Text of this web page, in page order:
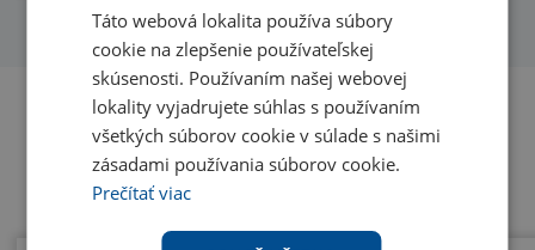
Benefity
Táto webová lokalita používa súbory
cookie na zlepšenie používateľskej
skúsenosti. Používaním našej webovej
lokality vyjadrujete súhlas s používaním
všetkých súborov cookie v súlade s našimi
zásadami používania súborov cookie.
Prečítať viac